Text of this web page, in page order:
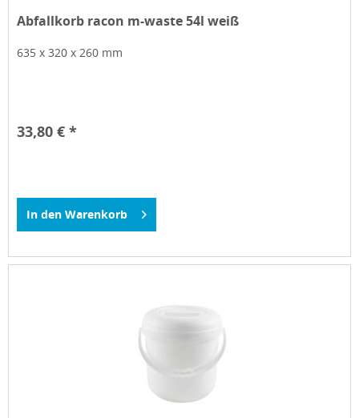
Abfallkorb racon m-waste 54l weiß
635 x 320 x 260 mm
33,80 € *
In den Warenkorb